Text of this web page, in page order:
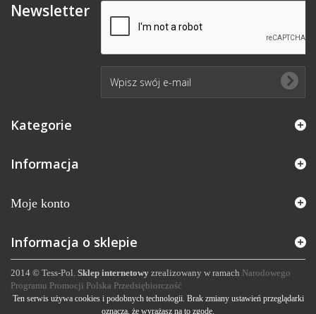
Newsletter
Kategorie
Informacja
Moje konto
Informacja o sklepie
2014 © Tess-Pol. Sklep internetowy zrealizowany w ramach Narodowego
Programu Promocji Polska Przedsiębiorczość
Ten serwis używa cookies i podobnych technologii. Brak zmiany ustawień przeglądarki
oznacza, że wyrażasz na to zgodę.